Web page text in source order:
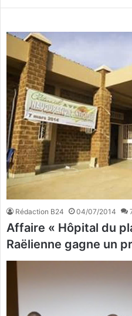
Rédaction B24 04/07/2014
Affaire « Hôpital du
Raëlienne gagne un